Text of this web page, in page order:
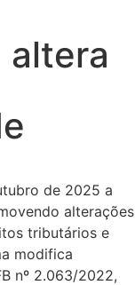
altera
de 2025 a
alterações
tributários e
modifica
nº 2.063/2022,